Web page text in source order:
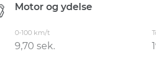
Motor og ydelse
0-100 km/t
9,70 sek.